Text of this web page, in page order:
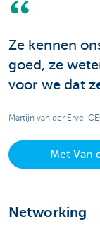
Ze kennen
goed, ze
voor we dat
Martijn van der Erve,
Met Van
Networking